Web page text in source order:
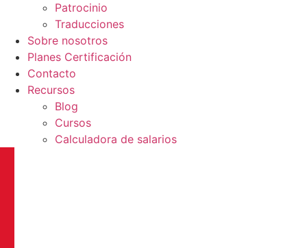
Patrocinio
Traducciones
Sobre nosotros
Planes Certificación
Contacto
Recursos
Blog
Cursos
Calculadora de salarios